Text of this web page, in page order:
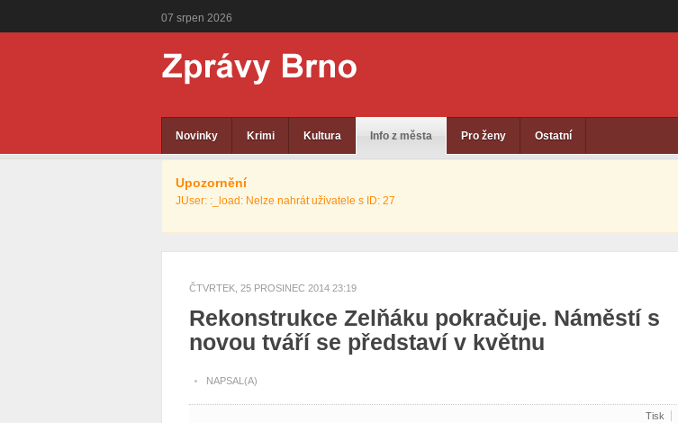
07 srpen 2026
Novinky Krimi Kultura Info z města Pro ženy Ostatní
Upozornění
JUser: :_load: Nelze nahrát uživatele s ID: 27
ČTVRTEK, 25 PROSINEC 2014 23:19
Rekonstrukce Zelňáku pokračuje. Náměstí s
novou tváří se představí v květnu
NAPSAL(A)
Tisk